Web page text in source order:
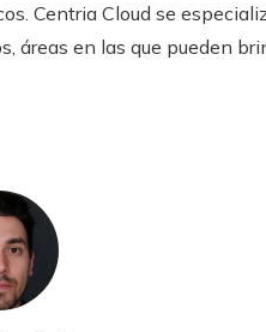
Centria Cloud se
áreas en las que pueden